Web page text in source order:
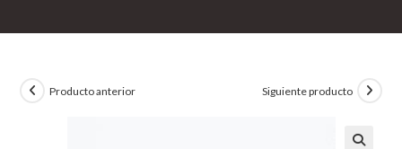
Producto anterior Siguiente producto